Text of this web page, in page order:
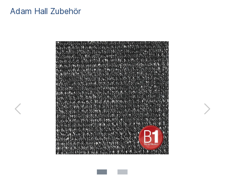
Adam Hall Zubehör